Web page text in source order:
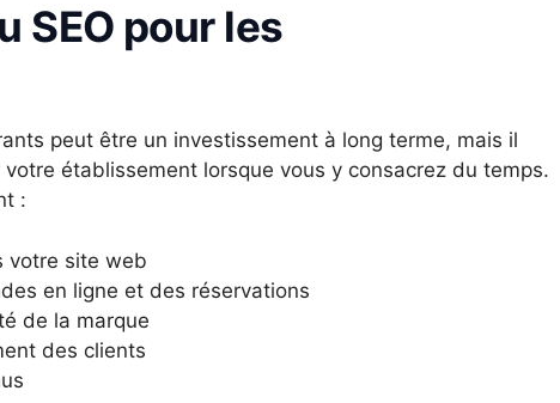
SEO pour les
peut être un investissement à long terme, mais il
établissement lorsque vous y consacrez du temps.
:
votre site web
en ligne et des réservations
de la marque
des clients